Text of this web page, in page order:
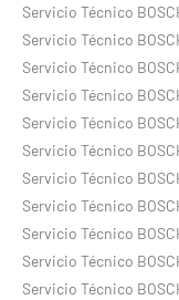
Servicio Técnico
Servicio Técnico
Servicio Técnico
Servicio Técnico
Servicio Técnico
Servicio Técnico
Servicio Técnico
Servicio Técnico
Servicio Técnico
Servicio Técnico
Servicio Técnico